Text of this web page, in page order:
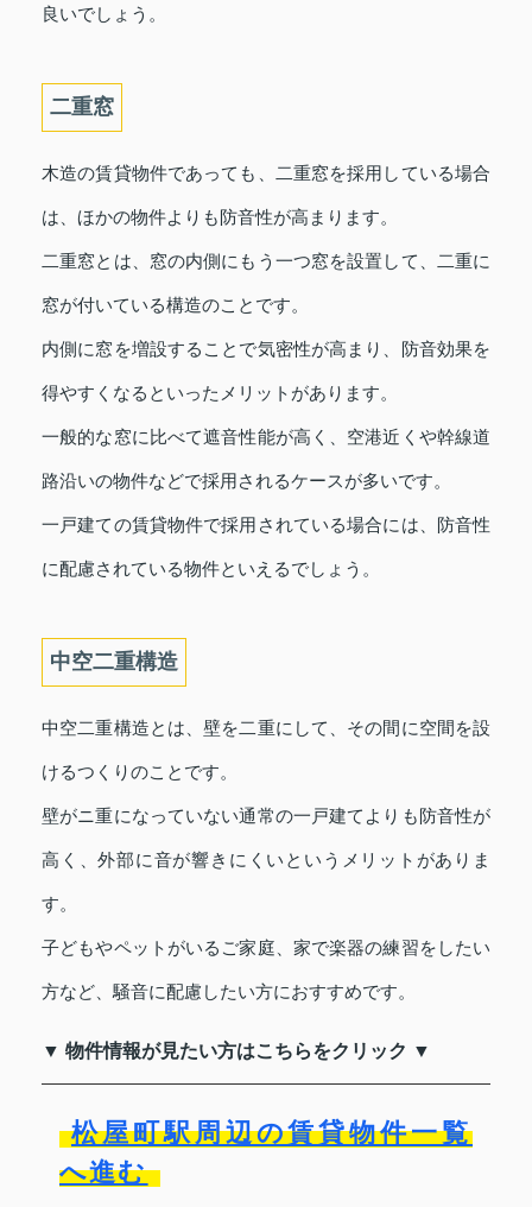
良いでしょう。
二重窓
木造の賃貸物件であっても、二重窓を採用している場合
は、ほかの物件よりも防音性が高まります。
二重窓とは、窓の内側にもう一つ窓を設置して、二重に
窓が付いている構造のことです。
内側に窓を増設することで気密性が高まり、防音効果を
得やすくなるといったメリットがあります。
一般的な窓に比べて遮音性能が高く、空港近くや幹線道
路沿いの物件などで採用されるケースが多いです。
一戸建ての賃貸物件で採用されている場合には、防音性
に配慮されている物件といえるでしょう。
中空二重構造
中空二重構造とは、壁を二重にして、その間に空間を設
けるつくりのことです。
壁がニ重になっていない通常の一戸建てよりも防音性が
高く、外部に音が響きにくいというメリットがありま
す。
子どもやペットがいるご家庭、家で楽器の練習をしたい
方など、騒音に配慮したい方におすすめです。
▼ 物件情報が見たい方はこちらをクリック ▼
松屋町駅周辺の賃貸物件一覧
へ進む